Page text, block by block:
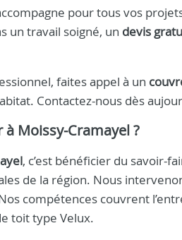
pour tous vos
un travail soigné, un devis
faites appel à un
Contactez-nous dès
à Moissy-Cramayel?
, c’est bénéficier du savoir-
de la région. Nous
compétences couvrent
toit type Velux.